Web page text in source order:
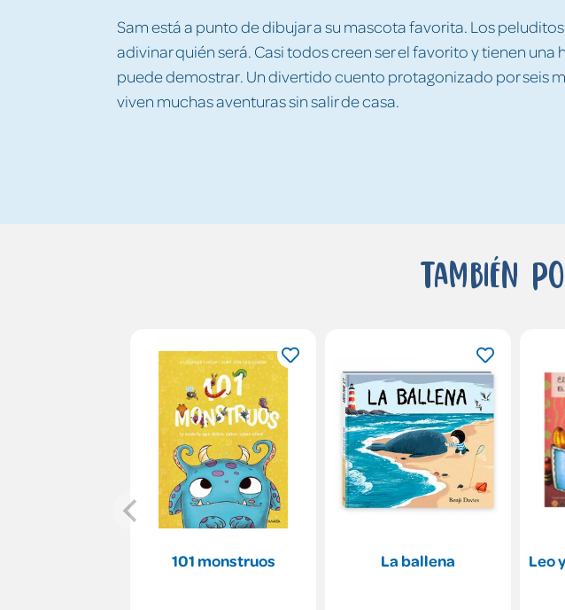
Sam está a punto de dibujar a su mascota favorita. Los
adivinar quién será. Casi todos creen ser el favorito y tienen una
puede demostrar. Un divertido cuento protagonizado por seis
viven muchas aventuras sin salir de casa.
También
101 monstruos La ballena Leo